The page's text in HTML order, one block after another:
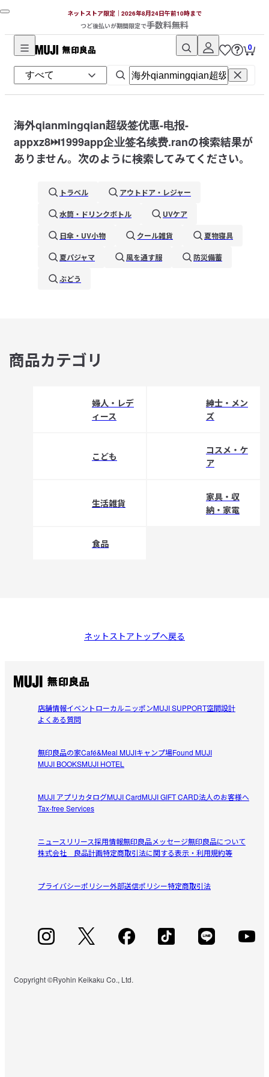
ネットストア限定｜2026年8月24日午前10時まで
つど後払いが期間限定で手数料無料
無
印
良
ネ
ッ
ト
ス
0
海外qianmingqian超级签优惠-电报-
appxz8⏭️1999app企业签名续费.ranの検索結果が
ありません。次のように検索してみてください。
トラベル
アウトドア・レジャー
水筒・ドリンクボトル
UVケア
日傘・UV小物
クール雑貨
夏物寝具
夏パジャマ
風を通す服
防災備蓄
ぶどう
商品カテゴリ
婦人・レデ
ィース
紳士・メン
ズ
こども
コスメ・ケ
ア
生活雑貨
家具・収
納・家電
食品
ネットストアトップへ戻る
店舗情報イベントローカルニッポンMUJI SUPPORT空間設計
よくある質問
無印良品の家Café&Meal MUJIキャンプ場Found MUJI
MUJI BOOKSMUJI HOTEL
MUJI アプリカタログMUJI CardMUJI GIFT CARD法人のお客様へ
Tax-free Services
ニュースリリース採用情報無印良品メッセージ無印良品について
株式会社 良品計画特定商取引法に関する表示・利用規約等
プライバシーポリシー外部送信ポリシー特定商取引法
Copyright ©Ryohin Keikaku Co., Ltd.